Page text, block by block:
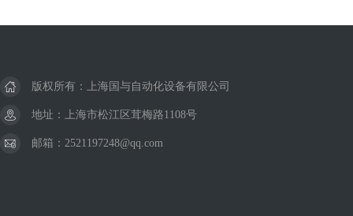
版权所有：上海国与自动化设备有限公司
地址：上海市松江区茸梅路1108号
邮箱：2521197248@qq.com